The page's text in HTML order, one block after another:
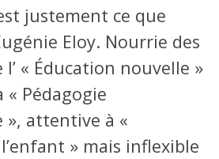
justement ce que
Eloy. Nourrie des
« Éducation nouvelle »
« Pédagogie
attentive à «
» mais inflexible